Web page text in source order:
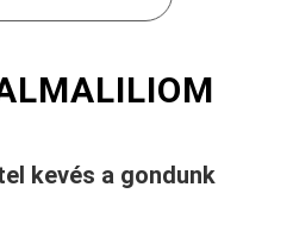
kevés a gondunk